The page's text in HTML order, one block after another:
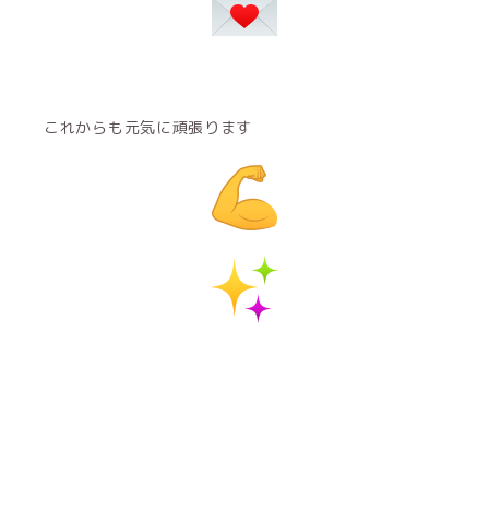
これからも元気に頑張ります